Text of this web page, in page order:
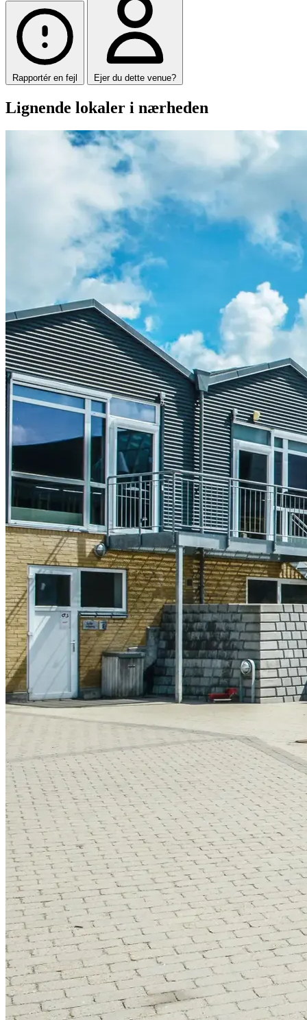
Rapportér en fejl Ejer du dette venue?
Lignende lokaler i nærheden